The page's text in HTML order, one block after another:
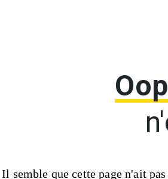
Il semble que cette page n'ait